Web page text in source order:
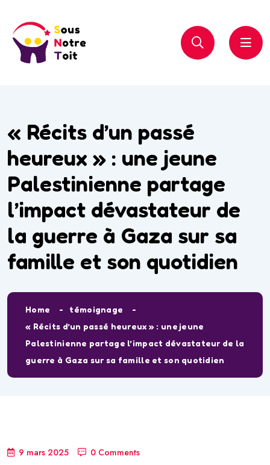
« Récits d’un passé
heureux » : une jeune
Palestinienne partage
l’impact dévastateur de
la guerre à Gaza sur sa
famille et son quotidien
Home
témoignage
« Récits d’un passé heureux » : une jeune
Palestinienne partage l’impact dévastateur de la
guerre à Gaza sur sa famille et son quotidien
9 mars 2025 0 Comments